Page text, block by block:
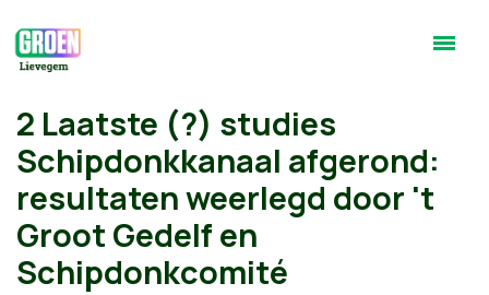
2 Laatste (?) studies
Schipdonkkanaal afgerond:
resultaten weerlegd door 't
Groot Gedelf en
Schipdonkcomité